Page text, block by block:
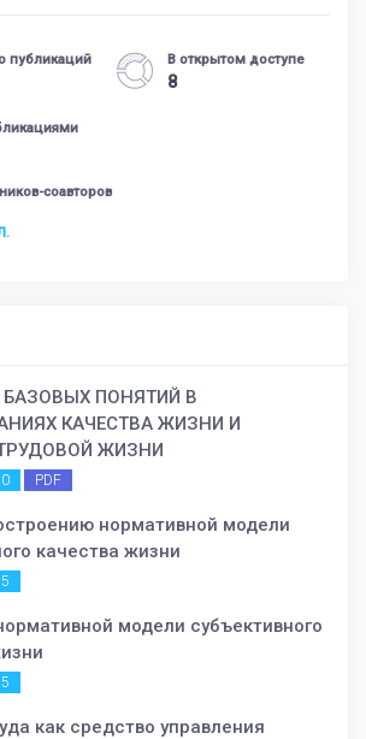
публикаций В открытом доступе
8
соавторов
БАЗОВЫХ ПОНЯТИЙ В
КАЧЕСТВА ЖИЗНИ И
ЖИЗНИ
PDF
нормативной модели
качества жизни
модели субъективного
как средство управления